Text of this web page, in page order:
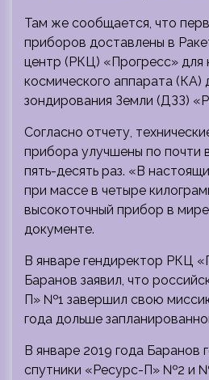
Там же сообщается, что
приборов доставлены в
центр (РКЦ) «Прогресс» для
космического аппарата (КА)
зондирования Земли (ДЗЗ)
Согласно отчету,
прибора улучшены по почти
пять-десять раз. «В
при массе в четыре
высокоточный прибор в
документе.
В январе гендиректор РКЦ
Баранов заявил, что
П» №1 завершил свою
года дольше
В январе 2019 года Баранов
спутники «Ресурс-П» №2 и